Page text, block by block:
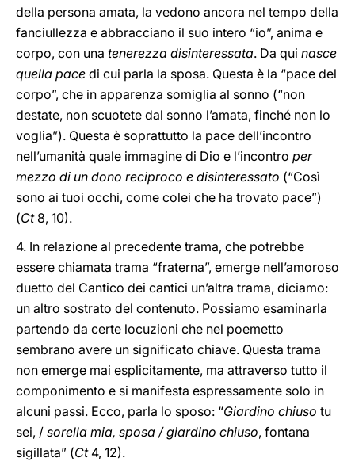
della persona amata, la vedono ancora nel tempo della
fanciullezza e abbracciano il suo intero “io”, anima e
corpo, con una tenerezza disinteressata. Da qui nasce
quella pace di cui parla la sposa. Questa è la “pace del
corpo”, che in apparenza somiglia al sonno (“non
destate, non scuotete dal sonno l’amata, finché non lo
voglia”). Questa è soprattutto la pace dell’incontro
nell’umanità quale immagine di Dio e l’incontro per
mezzo di un dono reciproco e disinteressato (“Così
sono ai tuoi occhi, come colei che ha trovato pace”)
(Ct8, 10).
4. In relazione al precedente trama, che potrebbe
essere chiamata trama “fraterna”, emerge nell’amoroso
duetto del Cantico dei cantici un’altra trama, diciamo:
un altro sostrato del contenuto. Possiamo esaminarla
partendo da certe locuzioni che nel poemetto
sembrano avere un significato chiave. Questa trama
non emerge mai esplicitamente, ma attraverso tutto il
componimento e si manifesta espressamente solo in
alcuni passi. Ecco, parla lo sposo: “Giardino chiuso tu
sei, / sorella mia, sposa / giardino chiuso, fontana
sigillata” (Ct4, 12).